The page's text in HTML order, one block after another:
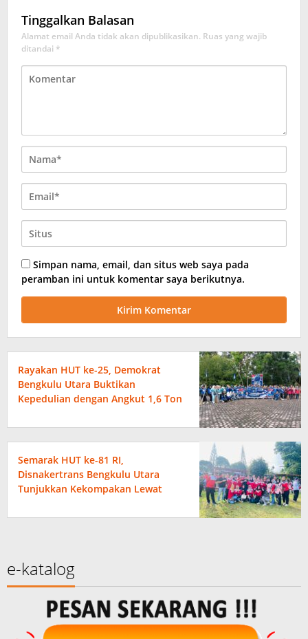
Tinggalkan Balasan
Alamat email Anda tidak akan dipublikasikan. Ruas yang wajib
ditandai *
Simpan nama, email, dan situs web saya pada
peramban ini untuk komentar saya berikutnya.
Rayakan HUT ke-25, Demokrat
Bengkulu Utara Buktikan
Kepedulian dengan Angkut 1,6 Ton
Semarak HUT ke-81 RI,
Disnakertrans Bengkulu Utara
Tunjukkan Kekompakan Lewat
e-katalog